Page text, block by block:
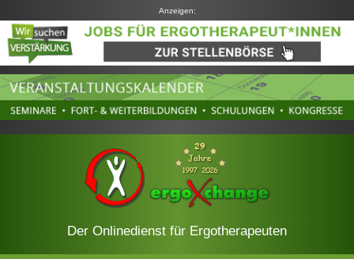
Anzeigen:
Der Onlinedienst für Ergotherapeuten